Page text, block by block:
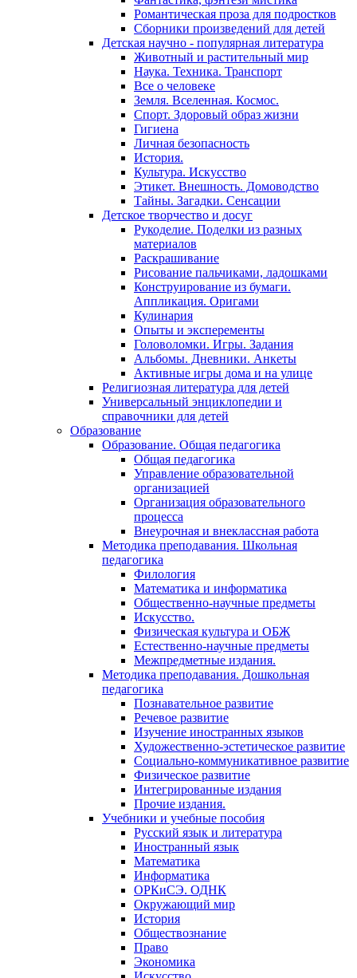
Романтическая проза для подростков
Сборники произведений для детей
Детская научно - популярная литература
Животный и растительный мир
Наука. Техника. Транспорт
Все о человеке
Земля. Вселенная. Космос.
Спорт. Здоровый образ жизни
Гигиена
Личная безопасность
История.
Культура. Искусство
Этикет. Внешность. Домоводство
Тайны. Загадки. Сенсации
Детское творчество и досуг
Рукоделие. Поделки из разных
материалов
Раскрашивание
Рисование пальчиками, ладошками
Конструирование из бумаги.
Аппликация. Оригами
Кулинария
Опыты и эксперементы
Головоломки. Игры. Задания
Альбомы. Дневники. Анкеты
Активные игры дома и на улице
Религиозная литература для детей
Универсальный энциклопедии и
справочники для детей
Образование
Образование. Общая педагогика
Общая педагогика
Управление образовательной
организацией
Организация образовательного
процесса
Внеурочная и внеклассная работа
Методика преподавания. Школьная
педагогика
Филология
Математика и информатика
Общественно-научные предметы
Искусство.
Физическая культура и ОБЖ
Естественно-научные предметы
Межпредметные издания.
Методика преподавания. Дошкольная
педагогика
Познавательное развитие
Речевое развитие
Изучение иностранных языков
Художественно-эстетическое развитие
Социально-коммуникативное развитие
Физическое развитие
Интегрированные издания
Прочие издания.
Учебники и учебные пособия
Русский язык и литература
Иностранный язык
Математика
Информатика
ОРКиСЭ. ОДНК
Окружающий мир
История
Обществознание
Право
Экономика